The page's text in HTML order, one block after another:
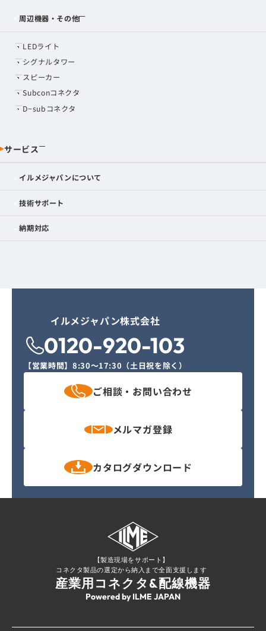
周辺機器・その他
LEDライト
シグナルタワー
スピーカー
Subconコネクタ
D−subコネクタ
サービス
イルメジャパンについて
技術サポート
納期対応
イルメジャパン株式会社
0120-920-103
【営業時間】 8:30〜17:30（土日祝を除く）
ご相談・ お問い合わせ
メルマガ登録
カタログダウンロード
【製造現場をサポート】
コネクタ製品の選定から納入まで全面支援します
産業用コネクタ&配線機器
Powered by ILME JAPAN